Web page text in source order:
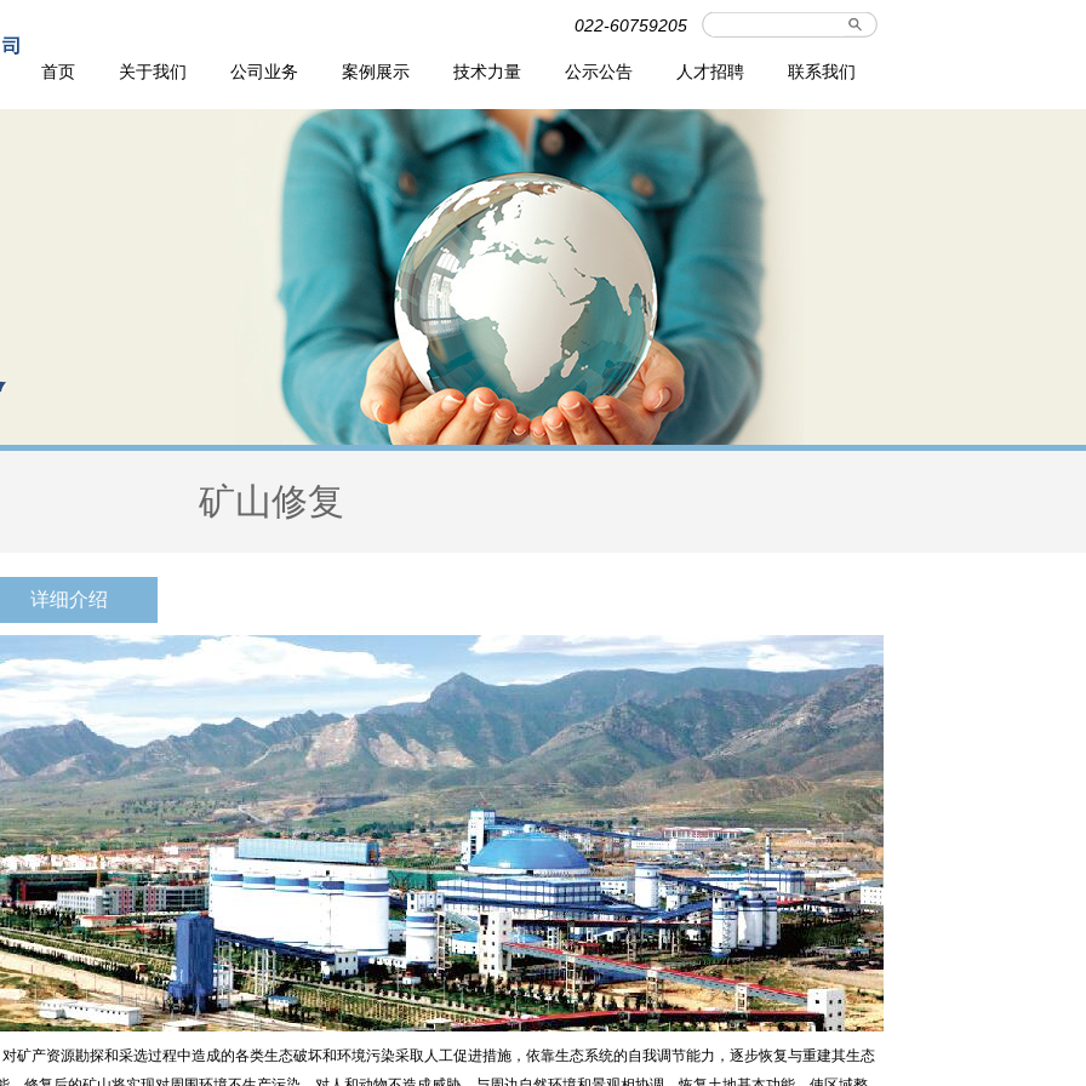
022-60759205
首页 关于我们 公司业务 案例展示 技术力量 公示公告 人才招聘 联系我们
矿山修复
详细介绍
产资源勘探和采选过程中造成的各类生态破坏和环境污染采取人工促进措施，依靠生态系统的自我调节能力，逐步恢复与重建其生态